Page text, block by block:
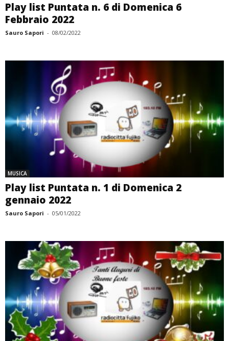
Play list Puntata n. 6 di Domenica 6
Febbraio 2022
Sauro Sapori - 08/02/2022
MUSICA
Play list Puntata n. 1 di Domenica 2
gennaio 2022
Sauro Sapori - 05/01/2022